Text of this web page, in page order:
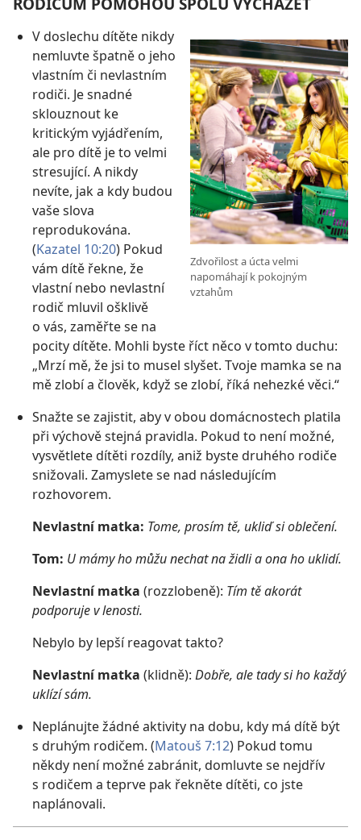
Zdvořilost a úcta velmi
napomáhají k pokojným
vztahům
V doslechu dítěte nikdy
nemluvte špatně o jeho
vlastním či nevlastním
rodiči. Je snadné
sklouznout ke
kritickým vyjádřením,
ale pro dítě je to velmi
stresující. A nikdy
nevíte, jak a kdy budou
vaše slova
reprodukována.
(Kazatel 10:20) Pokud
vám dítě řekne, že
vlastní nebo nevlastní
rodič mluvil ošklivě
o vás, zaměřte se na
pocity dítěte. Mohli byste říct něco v tomto duchu:
„Mrzí mě, že jsi to musel slyšet. Tvoje mamka se na
mě zlobí a člověk, když se zlobí, říká nehezké věci.“
Snažte se zajistit, aby v obou domácnostech platila
při výchově stejná pravidla. Pokud to nenímožné,
vysvětlete dítěti rozdíly, aniž byste druhého rodiče
snižovali. Zamyslete se nad následujícím
rozhovorem.
Nevlastní matka: Tome, prosím tě, ukliď si oblečení.
Tom: U mámy ho můžu nechat na židli a ona ho uklidí.
Nevlastní matka (rozzlobeně): Tím tě akorát
podporuje v lenosti.
Nebylo by lepší reagovat takto?
Nevlastní matka (klidně): Dobře, ale tady si ho každý
uklízí sám.
Neplánujte žádné aktivity na dobu, kdy má dítě být
s druhým rodičem. (Matouš 7:12) Pokud tomu
někdy není možné zabránit, domluvte se nejdřív
s rodičem a teprve pak řekněte dítěti, co jste
naplánovali.